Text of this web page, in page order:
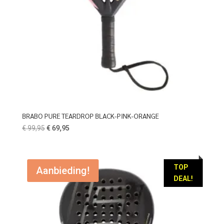
BRABO PURE TEARDROP BLACK-PINK-ORANGE
€99,95 Oorspronkelijke
€ 99,95.
€69,95Huidige
€ 69,95.
TOP
DEAL!
Aanbieding!